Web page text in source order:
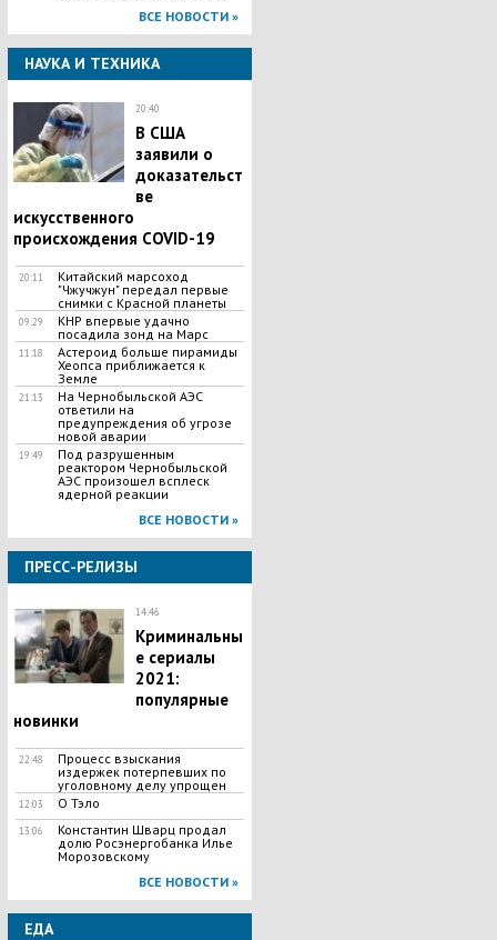
ВСЕ НОВОСТИ »
НАУКА И ТЕХНИКА
20:40
В США
заявили о
доказательст
ве
искусственного
происхождения COVID-19
20:11
Китайский марсоход
"Чжучжун" передал первые
снимки с Красной планеты
09:29
КНР впервые удачно
посадила зонд на Марс
11:18
Астероид больше пирамиды
Хеопса приближается к
Земле
21:13
На Чернобыльской АЭС
ответили на
предупреждения об угрозе
новой аварии
19:49
Под разрушенным
реактором Чернобыльской
АЭС произошел всплеск
ядерной реакции
ВСЕ НОВОСТИ »
ПРЕСС-РЕЛИЗЫ
14:46
Криминальны
е сериалы
2021:
популярные
новинки
22:48
Процесс взыскания
издержек потерпевших по
уголовному делу упрощен
12:03 О Тэло
13:06
Константин Шварц продал
долю Росэнергобанка Илье
Морозовскому
ВСЕ НОВОСТИ »
ЕДА